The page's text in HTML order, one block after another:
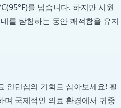
를 넘습니다. 하지만 시원
를 탐험하는 동안 쾌적함을 유지
인턴십의 기회로 삼아보세요! 활
며 국제적인 의료 환경에서 귀중